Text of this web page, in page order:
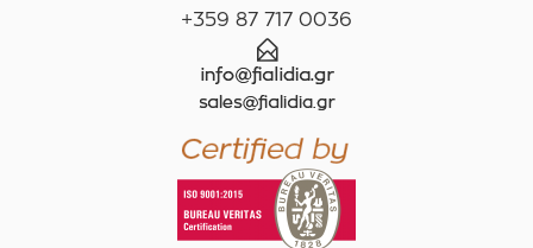
+359 87 717 0036